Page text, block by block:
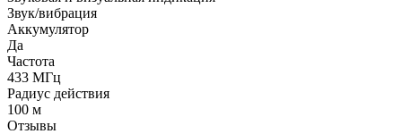
Звук/вибрация
Аккумулятор
Да
Частота
433 МГц
Радиус действия
100 м
Отзывы